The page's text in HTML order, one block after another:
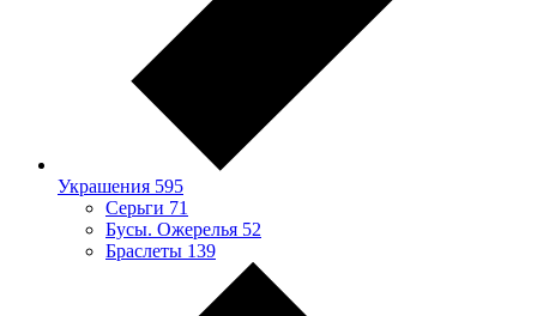
Украшения 595
Серьги 71
Бусы. Ожерелья 52
Браслеты 139